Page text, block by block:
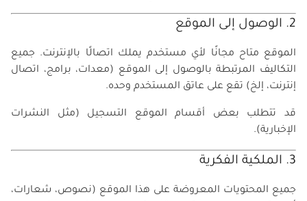
2. الوصول إلى الموقع
الموقع متاح مجانًا لأي مستخدم يملك اتصالًا بالإنترنت. جميع
التكاليف المرتبطة بالوصول إلى الموقع (معدات، برامج، اتصال
إنترنت، إلخ) تقع على عاتق المستخدم وحده.
قد تتطلب بعض أقسام الموقع التسجيل (مثل النشرات
الإخبارية).
3. الملكية الفكرية
جميع المحتويات المعروضة على هذا الموقع (نصوص، شعارات،